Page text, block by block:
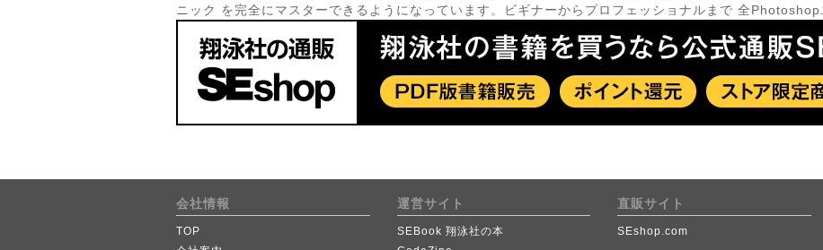
ニック を完全にマスターできるようになっています。ビギナーからプロフェッショナルまで 全Photoshop
会社情報
TOP
運営サイト
SEBook 翔泳社の本
直販サイト
SEshop.com